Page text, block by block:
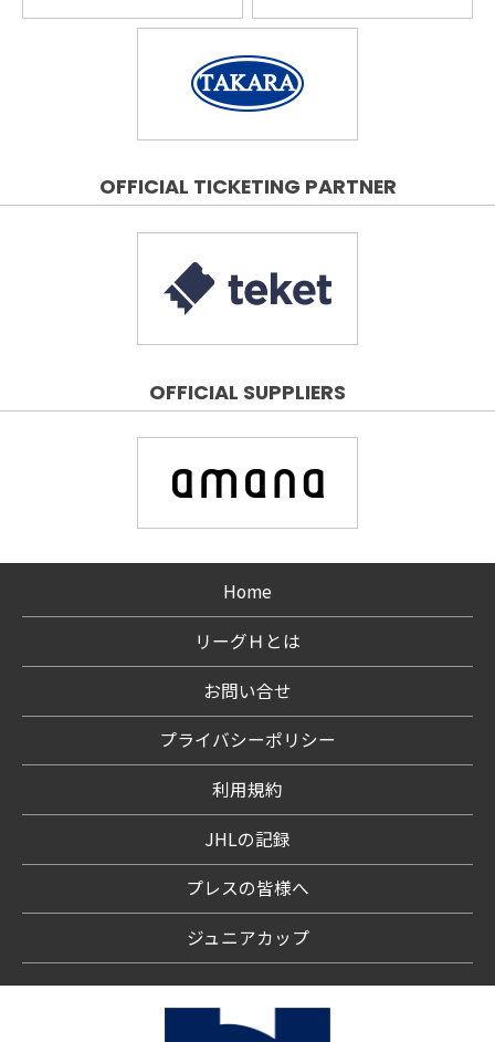
OFFICIAL TICKETING PARTNER
OFFICIAL SUPPLIERS
Home
リーグＨとは
お問い合せ
プライバシーポリシー
利用規約
JHLの記録
プレスの皆様へ
ジュニアカップ